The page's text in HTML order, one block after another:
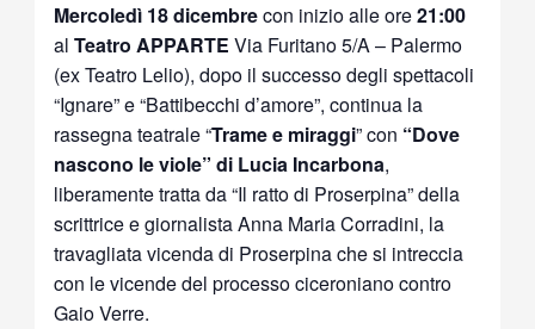
Mercoledì 18 dicembrecon inizio alle ore21:00
alTeatro APPARTE Via Furitano 5/A – Palermo
(ex Teatro Lelio), dopo il successo degli spettacoli
“Ignare” e “Battibecchi d’amore”, continua la
rassegna teatrale “Trame e miraggi” con “Dove
nascono le viole” di Lucia Incarbona,
liberamente tratta da “Il ratto di Proserpina” della
scrittrice e giornalista Anna Maria Corradini, la
travagliata vicenda di Proserpina che si intreccia
con le vicende del processo ciceroniano contro
Gaio Verre.